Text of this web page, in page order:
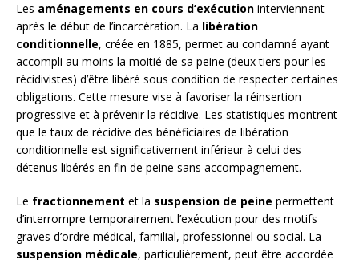
Les aménagements en cours d’exécution interviennent
après le début de l’incarcération. La libération
conditionnelle, créée en 1885, permet au condamné ayant
accompli au moins la moitié de sa peine (deux tiers pour les
récidivistes) d’être libéré sous condition de respecter certaines
obligations. Cette mesure vise à favoriser la réinsertion
progressive et à prévenir la récidive. Les statistiques montrent
que le taux de récidive des bénéficiaires de libération
conditionnelle est significativement inférieur à celui des
détenus libérés en fin de peine sans accompagnement.
Le fractionnement et la suspension de peine permettent
d’interrompre temporairement l’exécution pour des motifs
graves d’ordre médical, familial, professionnel ou social. La
suspension médicale, particulièrement, peut être accordée